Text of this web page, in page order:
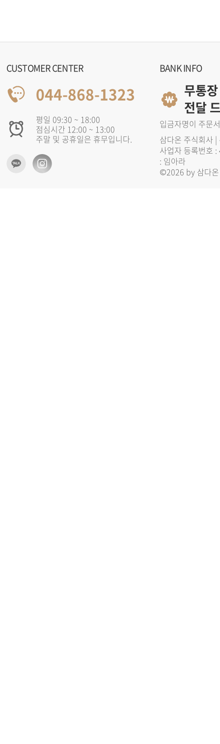
CUSTOMER CENTER
044-868-1323
평일 09:30 ~ 18:00
점심시간 12:00 ~ 13:00
주말 및 공휴일은 휴무입니다.
BANK INFO
무통
전달
입금자명이 주문
삼다온 주식회사
사업자 등록번호
: 임아라
©2026 by 삼다